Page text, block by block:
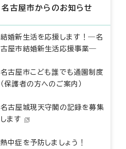
名古屋市からのお知らせ
結婚新生活を応援します！―名
古屋市結婚新生活応援事業―
名古屋市こども誰でも通園制度
（保護者の方へのご案内）
名古屋城現天守閣の記録を募集
します
熱中症を予防しましょう！